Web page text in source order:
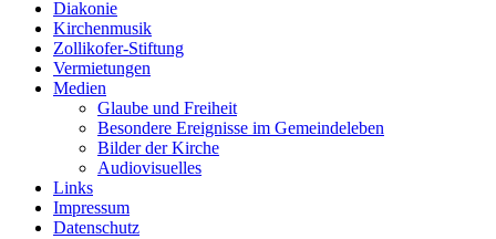
Diakonie
Kirchenmusik
Zollikofer-Stiftung
Vermietungen
Medien
Glaube und Freiheit
Besondere Ereignisse im Gemeindeleben
Bilder der Kirche
Audiovisuelles
Links
Impressum
Datenschutz